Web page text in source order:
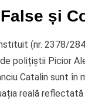
și
(nr. 2378/
polițiștii Picior
Catalin sunt în
reală reflectată